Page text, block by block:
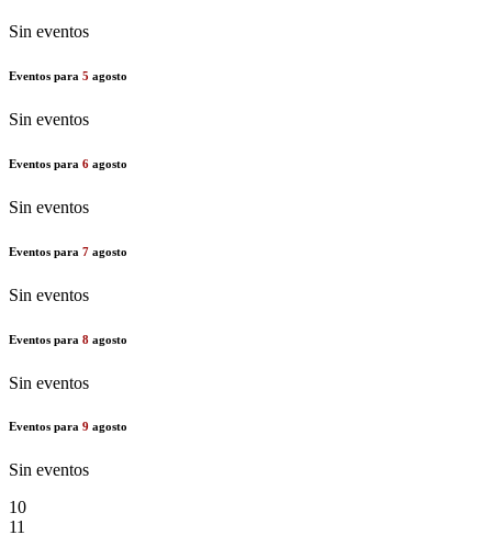
Sin eventos
Eventos para 5 agosto
Sin eventos
Eventos para 6 agosto
Sin eventos
Eventos para 7 agosto
Sin eventos
Eventos para 8 agosto
Sin eventos
Eventos para 9 agosto
Sin eventos
10
11